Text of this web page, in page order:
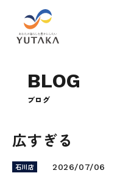
BLOG
ブロ グ
広すぎる
石川店 2026/07/06